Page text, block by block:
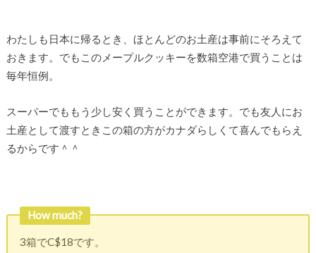
わたしも日本に帰るとき、ほとんどのお土産は事前にそろえて
おきます。でもこのメープルクッキーを数箱空港で買うことは
毎年恒例。
スーパーでももう少し安く買うことができます。でも友人にお
土産として渡すときこの箱の方がカナダらしくて喜んでもらえ
るからです＾＾
How much?
3箱でC$18です。